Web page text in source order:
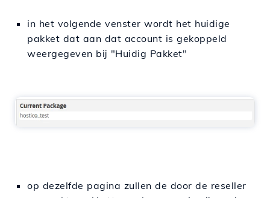
in het volgende venster wordt het huidige
pakket dat aan dat account is gekoppeld
weergegeven bij "Huidig Pakket"
op dezelfde pagina zullen de door de reseller